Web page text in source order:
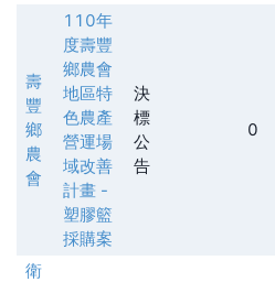
壽
豐
鄉
農
會
110年
度壽豐
鄉農會
地區特
色農產
營運場
域改善
計畫 -
塑膠籃
採購案
決
標
公
告
0
衛